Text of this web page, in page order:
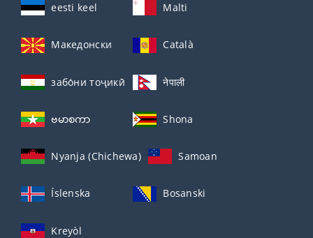
eesti keel Malti
Македонски Català
забо́ни тоҷикӣ́ नेपाली
ဗမာစကာ Shona
Nyanja (Chichewa) Samoan
Íslenska Bosanski
Kreyòl